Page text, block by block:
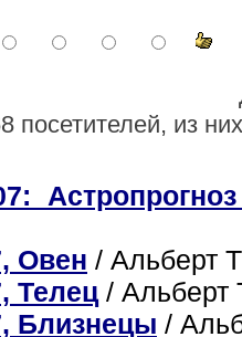
посетителей, из
Овен / Альберт
Телец/ Альберт
Близнецы /